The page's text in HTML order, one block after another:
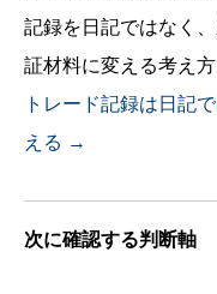
記録を日記ではなく
証材料に変える考え
トレード記録は日記
える →
次に確認する判断軸